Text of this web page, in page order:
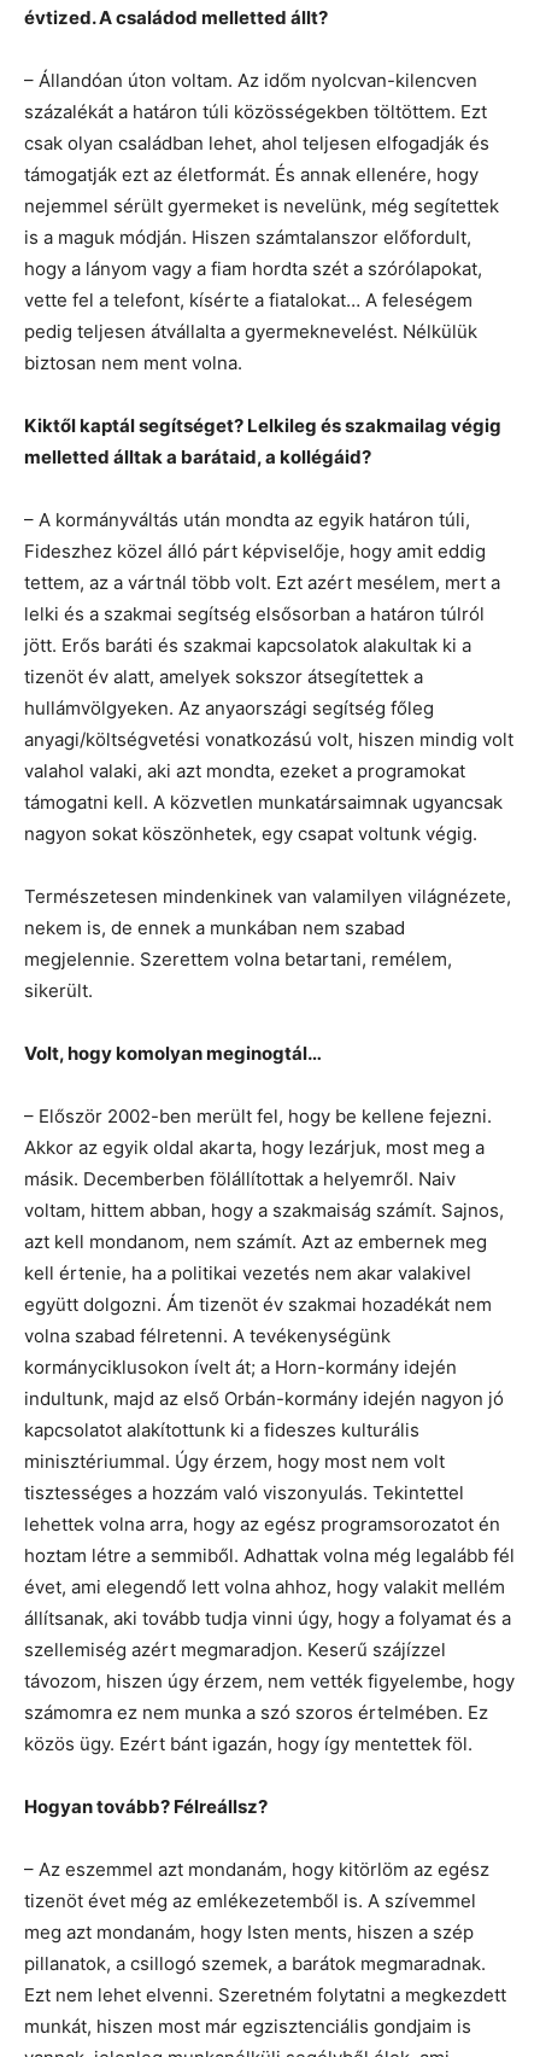
évtized. A családod melletted állt?
– Állandóan úton voltam. Az időm nyolcvan-kilencven
százalékát a határon túli közösségekben töltöttem. Ezt
csak olyan családban lehet, ahol teljesen elfogadják és
támogatják ezt az életformát. És annak ellenére, hogy
nejemmel sérült gyermeket is nevelünk, még segítettek
is a maguk módján. Hiszen számtalanszor előfordult,
hogy a lányom vagy a fiam hordta szét a szórólapokat,
vette fel a telefont, kísérte a fiatalokat… A feleségem
pedig teljesen átvállalta a gyermeknevelést. Nélkülük
biztosan nem ment volna.
Kiktől kaptál segítséget? Lelkileg és szakmailag végig
melletted álltak a barátaid, a kollégáid?
– A kormányváltás után mondta az egyik határon túli,
Fideszhez közel álló párt képviselője, hogy amit eddig
tettem, az a vártnál több volt. Ezt azért mesélem, mert a
lelki és a szakmai segítség elsősorban a határon túlról
jött. Erős baráti és szakmai kapcsolatok alakultak ki a
tizenöt év alatt, amelyek sokszor átsegítettek a
hullámvölgyeken. Az anyaországi segítség főleg
anyagi/költségvetési vonatkozású volt, hiszen mindig volt
valahol valaki, aki azt mondta, ezeket a programokat
támogatni kell. A közvetlen munkatársaimnak ugyancsak
nagyon sokat köszönhetek, egy csapat voltunk végig.
Természetesen mindenkinek van valamilyen világnézete,
nekem is, de ennek a munkában nem szabad
megjelennie. Szerettem volna betartani, remélem,
sikerült.
Volt, hogy komolyan meginogtál…
– Először 2002-ben merült fel, hogy be kellene fejezni.
Akkor az egyik oldal akarta, hogy lezárjuk, most meg a
másik. Decemberben fölállítottak a helyemről. Naiv
voltam, hittem abban, hogy a szakmaiság számít. Sajnos,
azt kell mondanom, nem számít. Azt az embernek meg
kell értenie, ha a politikai vezetés nem akar valakivel
együtt dolgozni. Ám tizenöt év szakmai hozadékát nem
volna szabad félretenni. A tevékenységünk
kormányciklusokon ívelt át; a Horn-kormány idején
indultunk, majd az első Orbán-kormány idején nagyon jó
kapcsolatot alakítottunk ki a fideszes kulturális
minisztériummal. Úgy érzem, hogy most nem volt
tisztességes a hozzám való viszonyulás. Tekintettel
lehettek volna arra, hogy az egész programsorozatot én
hoztam létre a semmiből. Adhattak volna még legalább fél
évet, ami elegendő lett volna ahhoz, hogy valakit mellém
állítsanak, aki tovább tudja vinni úgy, hogy a folyamat és a
szellemiség azért megmaradjon. Keserű szájízzel
távozom, hiszen úgy érzem, nem vették figyelembe, hogy
számomra ez nem munka a szó szoros értelmében. Ez
közös ügy. Ezért bánt igazán, hogy így mentettek föl.
Hogyan tovább? Félreállsz?
– Az eszemmel azt mondanám, hogy kitörlöm az egész
tizenöt évet még az emlékezetemből is. A szívemmel
meg azt mondanám, hogy Isten ments, hiszen a szép
pillanatok, a csillogó szemek, a barátok megmaradnak.
Ezt nem lehet elvenni. Szeretném folytatni a megkezdett
munkát, hiszen most már egzisztenciális gondjaim is